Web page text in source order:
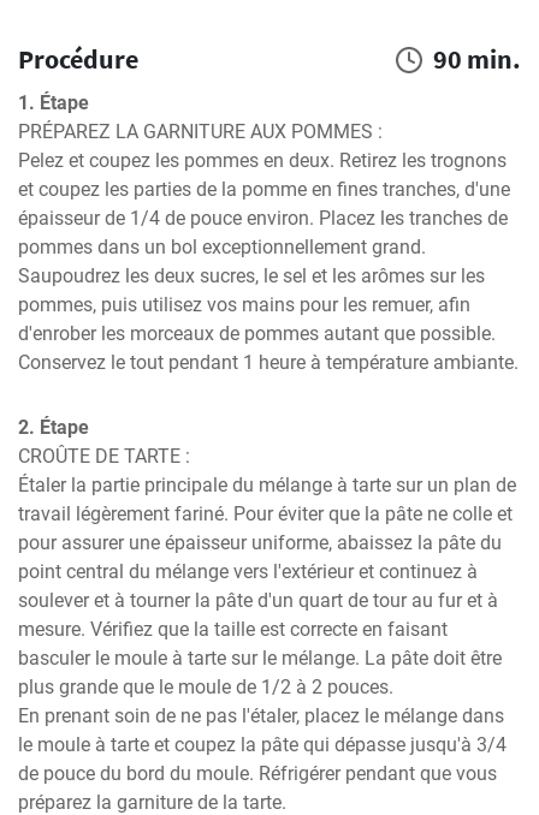
Procédure 90 min.
1. Étape
PRÉPAREZ LA GARNITURE AUX POMMES :
Pelez et coupez les pommes en deux. Retirez les trognons
et coupez les parties de la pomme en fines tranches, d'une
épaisseur de 1/4 de pouce environ. Placez les tranches de
pommes dans un bol exceptionnellement grand.
Saupoudrez les deux sucres, le sel et les arômes sur les
pommes, puis utilisez vos mains pour les remuer, afin
d'enrober les morceaux de pommes autant que possible.
Conservez le tout pendant 1 heure à température ambiante.
2. Étape
CROÛTE DE TARTE :
Étaler la partie principale du mélange à tarte sur un plan de
travail légèrement fariné. Pour éviter que la pâte ne colle et
pour assurer une épaisseur uniforme, abaissez la pâte du
point central du mélange vers l'extérieur et continuez à
soulever et à tourner la pâte d'un quart de tour au fur et à
mesure. Vérifiez que la taille est correcte en faisant
basculer le moule à tarte sur le mélange. La pâte doit être
plus grande que le moule de 1/2 à 2 pouces.
En prenant soin de ne pas l'étaler, placez le mélange dans
le moule à tarte et coupez la pâte qui dépasse jusqu'à 3/4
de pouce du bord du moule. Réfrigérer pendant que vous
préparez la garniture de la tarte.